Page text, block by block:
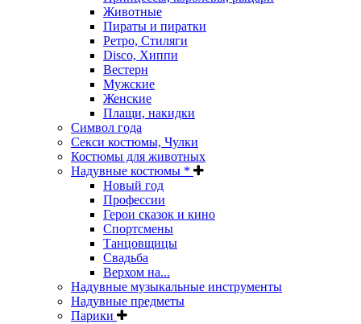
Животные
Пираты и пиратки
Ретро, Стиляги
Disco, Хиппи
Вестерн
Мужские
Женские
Плащи, накидки
Символ года
Секси костюмы, Чулки
Костюмы для животных
Надувные костюмы *
Новый год
Профессии
Герои сказок и кино
Спортсмены
Танцовщицы
Свадьба
Верхом на...
Надувные музыкальные инструменты
Надувные предметы
Парики